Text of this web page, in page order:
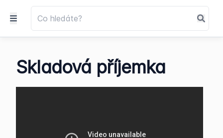
Skladová příjemka